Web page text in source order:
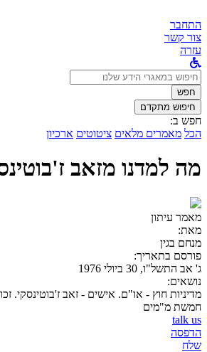
התחבר
צור קשר
עזרה
לחפש
ב:חפש
חיפוש מתקדם
חפש ב:
הכל מאמרים מלאים ציטוטים ארכיון
מה למדנו מזאב
מאמר עיתון
מאת:
מנחם בגין
פורסם בתאריך:
ג' אב התשל"ו, 30 ביולי 1976
נושאים:
מדיניות חוץ - או"ם. אישים - זאב ז'בוטינסקי.
חמשת מ"מים
talk us
הדפסה
שלח